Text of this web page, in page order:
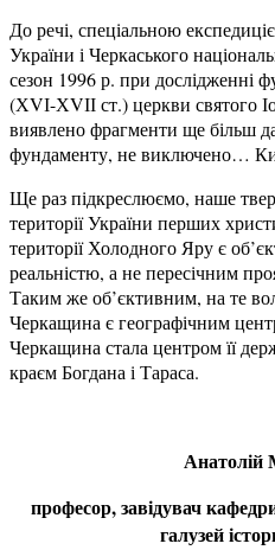
До речі, спеціальною
України і Черкаського
сезон 1996 р. при дослідженні
(ХVІ-ХVІІ ст.) церкви святого
виявлено фрагменти ще більш
фундаменту, не виключено…
Ще раз підкреслюємо, наше
території України перших
території Холодного Яру є
реальністю, а не пересічним
Таким же об’єктивним, на те
Черкащина є географічним
Черкащина стала центром її
краєм Богдана і Тараса.
Анатолій
професор, завідувач
галузей